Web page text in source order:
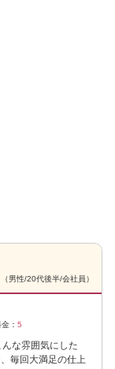
（男性/20代後半/会社員）
： 5
な雰囲気にした
毎回大満足の仕上